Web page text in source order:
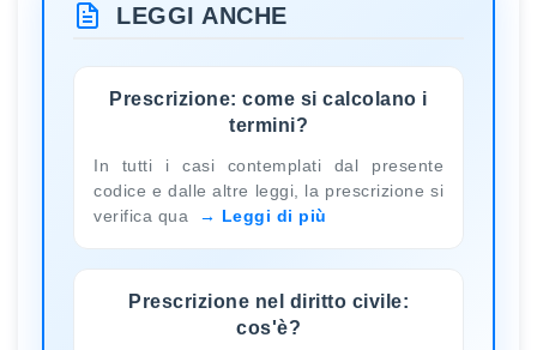
LEGGI ANCHE
Prescrizione: come si calcolano i
termini?
In tutti i casi contemplati dal presente
codice e dalle altre leggi, la prescrizione si
verifica qua
Leggi di più
Prescrizione nel diritto civile:
cos'è?